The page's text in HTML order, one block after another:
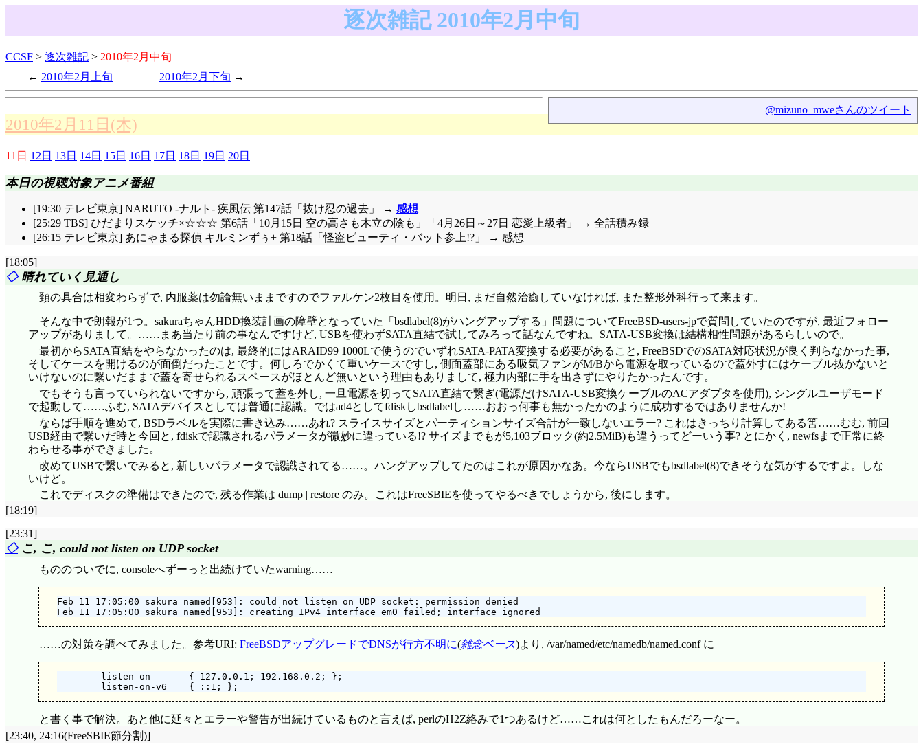
逐次雑記 2010年2月中旬
CCSF > 逐次雑記 > 2010年2月中旬
2010年2月上旬
2010年2月下旬
@mizuno_mweさんのツイート
2010年2月11日(木)
11日 12日 13日 14日 15日 16日 17日 18日 19日 20日
本日の視聴対象アニメ番組
[19:30 テレビ東京] NARUTO -ナルト- 疾風伝 第147話「抜け忍の過去」 → 感想
[25:29 TBS] ひだまりスケッチ×☆☆☆ 第6話「10月15日 空の高さも木立の陰も」「4月26日～27日 恋愛上級者」 → 全話積み録
[26:15 テレビ東京] あにゃまる探偵 キルミンずぅ+ 第18話「怪盗ビューティ・バット参上!?」 → 感想
[18:05]
◇晴れていく見通し
頚の具合は相変わらずで, 内服薬は勿論無いままですのでファルケン2枚目を使用。明日, まだ自然治癒していなければ, また整形外科行って来ます。
そんな中で朗報が1つ。sakuraちゃんHDD換装計画の障壁となっていた「bsdlabel(8)がハングアップする」問題についてFreeBSD-users-jpで質問していたのですが, 最近フォロー
アップがありまして。……まあ当たり前の事なんですけど, USBを使わずSATA直結で試してみろって話なんですね。SATA-USB変換は結構相性問題があるらしいので。
最初からSATA直結をやらなかったのは, 最終的にはARAID99 1000Lで使うのでいずれSATA-PATA変換する必要があること, FreeBSDでのSATA対応状況が良く判らなかった事,
そしてケースを開けるのが面倒だったことです。何しろでかくて重いケースですし, 側面蓋部にある吸気ファンがM/Bから電源を取っているので蓋外すにはケーブル抜かないと
いけないのに繋いだままで蓋を寄せられるスペースがほとんど無いという理由もありまして, 極力内部に手を出さずにやりたかったんです。
でもそうも言っていられないですから, 頑張って蓋を外し, 一旦電源を切ってSATA直結で繋ぎ(電源だけSATA-USB変換ケーブルのACアダプタを使用), シングルユーザモード
で起動して……ふむ, SATAデバイスとしては普通に認識。ではad4としてfdiskしbsdlabelし……おおっ何事も無かったかのように成功するではありませんか!
ならば手順を進めて, BSDラベルを実際に書き込み……あれ? スライスサイズとパーティションサイズ合計が一致しないエラー? これはきっちり計算してある筈……むむ, 前回
USB経由で繋いだ時と今回と, fdiskで認識されるパラメータが微妙に違っている!? サイズまでもが5,103ブロック(約2.5MiB)も違うってどーいう事? とにかく, newfsまで正常に終
わらせる事ができました。
改めてUSBで繋いでみると, 新しいパラメータで認識されてる……。ハングアップしてたのはこれが原因かなあ。今ならUSBでもbsdlabel(8)できそうな気がするですよ。しな
いけど。
これでディスクの準備はできたので, 残る作業は dump | restore のみ。これはFreeSBIEを使ってやるべきでしょうから, 後にします。
[18:19]
[23:31]
◇こ, こ, could not listen on UDP socket
もののついでに, consoleへずーっと出続けていたwarning……
Feb 11 17:05:00 sakura named[953]: could not listen on UDP socket: permission denied
……の対策を調べてみました。参考URI:FreeBSDアップグレードでDNSが行方不明に(雑念ベース)より, /var/named/etc/namedb/named.conf に
        listen-on       { 127.0.0.1; 192.168.0.2; };
と書く事で解決。あと他に延々とエラーや警告が出続けているものと言えば, perlのH2Z絡みで1つあるけど……これは何としたもんだろーなー。
[23:40, 24:16(FreeSBIE節分割)]